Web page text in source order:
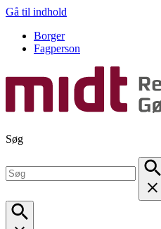
Gå til indhold
Borger
Fagperson
Søg